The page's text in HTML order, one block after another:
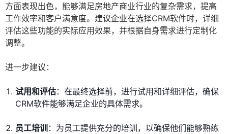
方面表现出色，能够满足房地产商业行业的复杂需求，提高
工作效率和客户满意度。建议企业在选择CRM软件时，详细
评估这些功能的实际应用效果，并根据自身需求进行定制化
调整。
进一步建议：
试用和评估：在最终选择前，进行试用和详细评估，确保
CRM软件能够满足企业的具体需求。
员工培训 ：为员工提供充分的培训，以确保他们能够熟练